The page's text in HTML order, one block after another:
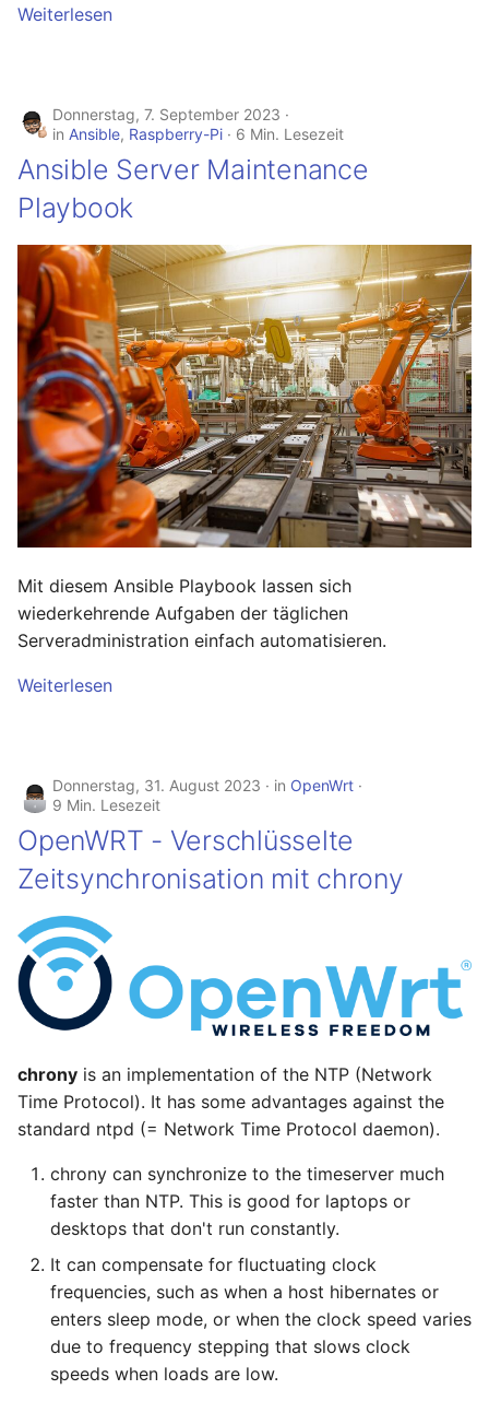
August 2013
Mai 2013
April 2013
Dezember 2012
November 2012
Oktober 2012
September 2012
August 2012
Juli 2012
April 2012
Dezember 2010
November 2010
Weiterlesen
Donnerstag, 7. September 2023
in Ansible, Raspberry-Pi 6 Min. Lesezeit
Ansible Server Maintenance
Playbook
Mit diesem Ansible Playbook lassen sich
wiederkehrende Aufgaben der täglichen
Serveradministration einfach automatisieren.
Weiterlesen
Donnerstag, 31. August 2023 in OpenWrt
9 Min. Lesezeit
OpenWRT - Verschlüsselte
Zeitsynchronisation mit chrony
chrony is an implementation of the NTP (Network
Time Protocol). It has some advantages against the
standard ntpd (= Network Time Protocol daemon).
chrony can synchronize to the timeserver much
faster than NTP. This is good for laptops or
desktops that don't run constantly.
It can compensate for fluctuating clock
frequencies, such as when a host hibernates or
enters sleep mode, or when the clock speed varies
due to frequency stepping that slows clock
speeds when loads are low.